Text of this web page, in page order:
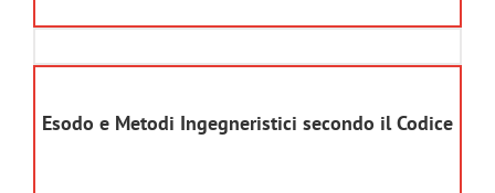
Esodo e Metodi Ingegneristici secondo il Codice